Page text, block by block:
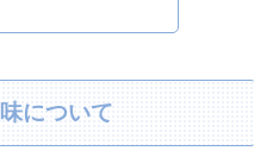
について